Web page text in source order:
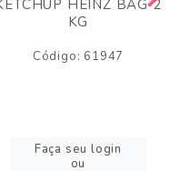
HEINZ BAG 2
KG
Código: 61947
Faça seu login
ou